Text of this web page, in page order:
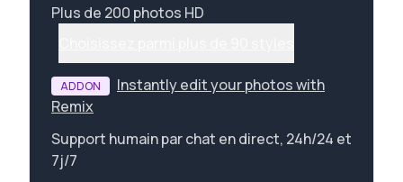
Plus de 200 photos HD
ADDON
Instantly edit your photos with
Remix
Support humain par chat en direct, 24h/24 et
7j/7